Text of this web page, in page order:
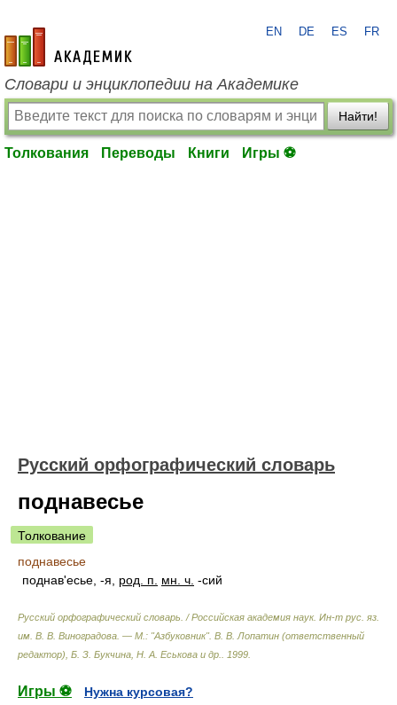
academic.ru
EN DE ES FR
Словари и энциклопедии на Академике
Найти!
Толкования Переводы Книги Игры ⚽
Русский орфографический словарь
поднавесье
Толкование
поднавесье
поднав'есье, -я, род. п. мн. ч. -сий
Русский орфографический словарь. / Российская академия наук. Ин-т рус. яз.
им. В. В. Виноградова. — М.: "Азбуковник". В. В. Лопатин (ответственный
редактор), Б. З. Букчина, Н. А. Еськова и др.
1999
Игры ⚽
Нужна курсовая?